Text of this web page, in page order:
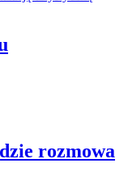
rozmowa